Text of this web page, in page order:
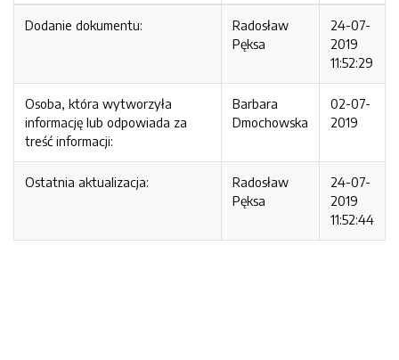
Dodanie dokumentu:
Radosław
Pęksa
24-07-
2019
11:52:29
Osoba, która wytworzyła
informację lub odpowiada za
treść informacji:
Barbara
Dmochowska
02-07-
2019
Ostatnia aktualizacja:
Radosław
Pęksa
24-07-
2019
11:52:44